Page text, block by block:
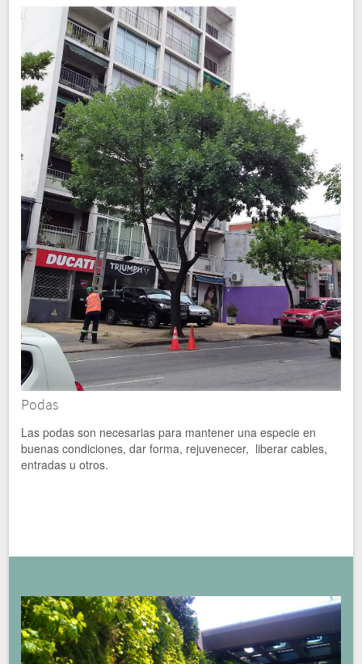
Podas
Las podas son necesarias para mantener una especie en
buenas condiciones, dar forma, rejuvenecer, liberar cables,
entradas u otros.